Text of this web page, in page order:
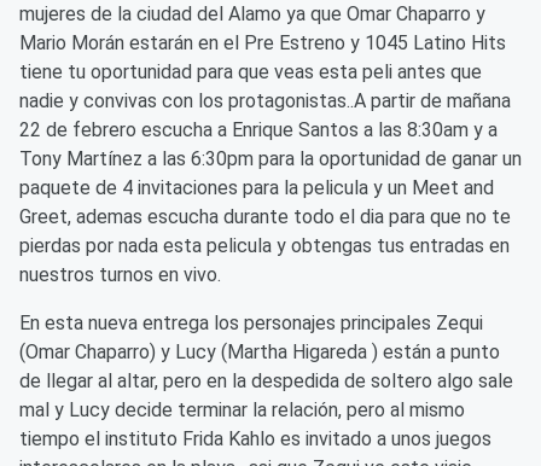
mujeres de la ciudad del Alamo ya que Omar Chaparro y
Mario Morán estarán en el Pre Estreno y 1045 Latino Hits
tiene tu oportunidad para que veas esta peli antes que
nadie y convivas con los protagonistas..A partir de mañana
22 de febrero escucha a Enrique Santos a las 8:30am y a
Tony Martínez a las 6:30pm para la oportunidad de ganar un
paquete de 4 invitaciones para la pelicula y un Meet and
Greet, ademas escucha durante todo el dia para que no te
pierdas por nada esta pelicula y obtengas tus entradas en
nuestros turnos en vivo.
En esta nueva entrega los personajes principales Zequi
(Omar Chaparro) y Lucy (Martha Higareda ) están a punto
de llegar al altar, pero en la despedida de soltero algo sale
mal y Lucy decide terminar la relación, pero al mismo
tiempo el instituto Frida Kahlo es invitado a unos juegos